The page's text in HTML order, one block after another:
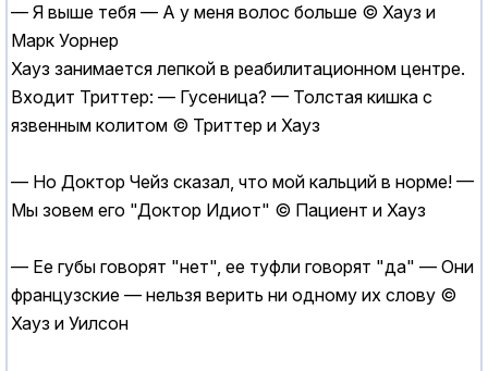
— Я выше тебя — А у меня волос больше © Хауз и
Марк Уорнер
Хауз занимается лепкой в реабилитационном центре.
Входит Триттер: — Гусеница? — Толстая кишка с
язвенным колитом © Триттер и Хауз
— Но Доктор Чейз сказал, что мой кальций в норме! —
Мы зовем его "Доктор Идиот" © Пациент и Хауз
— Ее губы говорят "нет", ее туфли говорят "да" — Они
французские — нельзя верить ни одному их слову ©
Хауз и Уилсон